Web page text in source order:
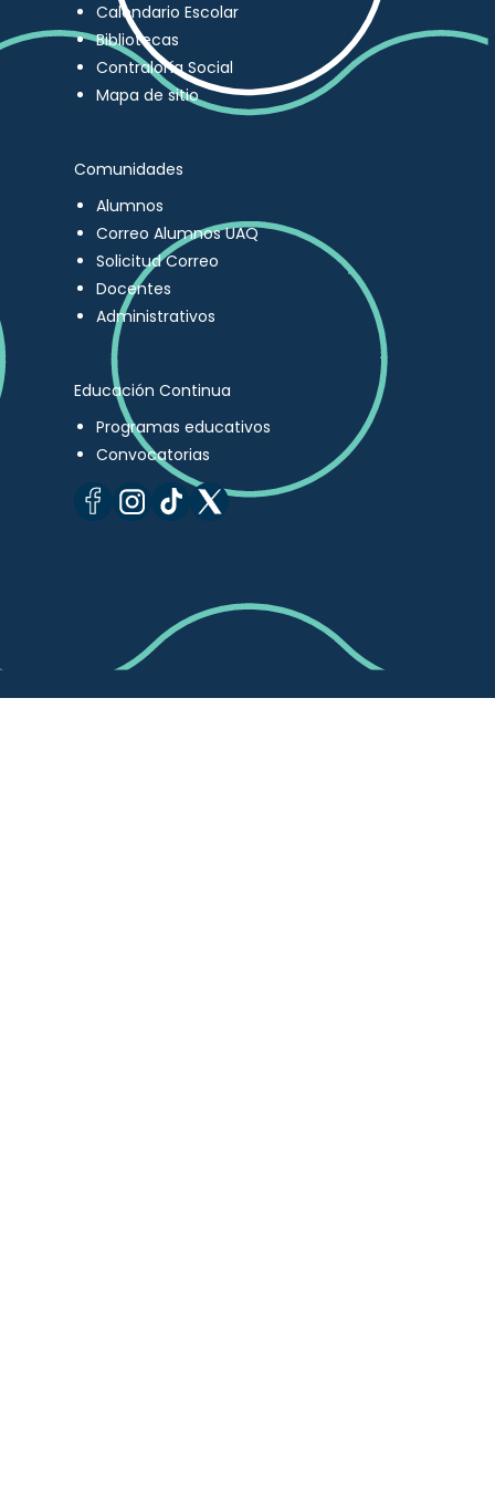
Calendario Escolar
Bibliotecas
Contraloría Social
Mapa de sitio
Comunidades
Alumnos
Correo Alumnos UAQ
Solicitud Correo
Docentes
Administrativos
Educación Continua
Programas educativos
Convocatorias